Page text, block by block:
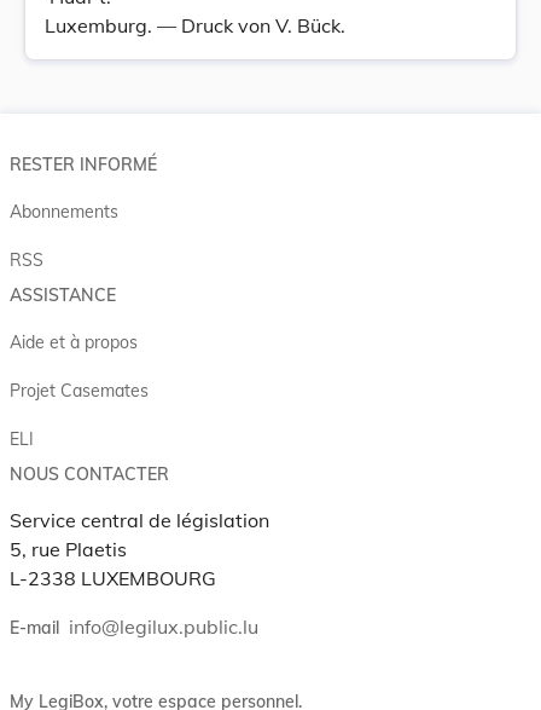
Luxemburg. — Druck von V. Bück.
RESTER INFORMÉ
Abonnements
RSS
ASSISTANCE
Aide et à propos
Projet Casemates
ELI
NOUS CONTACTER
Service central de législation
5, rue Plaetis
L-2338 LUXEMBOURG
E-mail info@legilux.public.lu
My LegiBox, votre espace personnel.